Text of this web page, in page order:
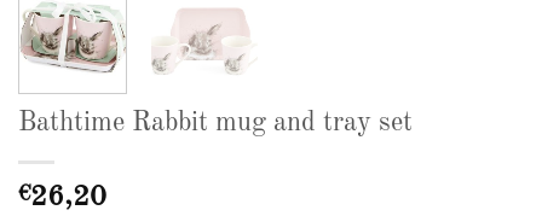
Bathtime Rabbit mug and tray set
€26,20